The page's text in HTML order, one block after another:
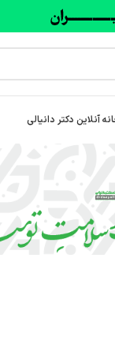
آنلاین دکتر دانیالی